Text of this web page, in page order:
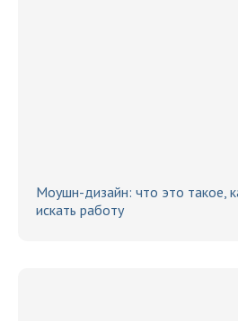
Моушн-дизайн: что это такое,
искать работу